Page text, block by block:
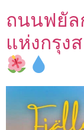
ถนนฟยัล
แห่งกรุง